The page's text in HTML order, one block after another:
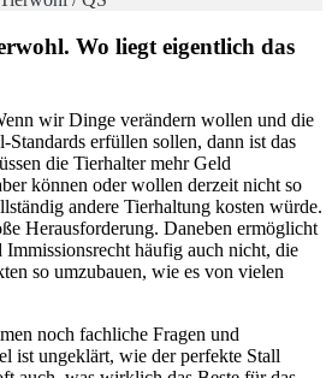
Wo liegt eigentlich das
wir Dinge verändern wollen und die
erfüllen sollen, dann ist das
die Tierhalter mehr Geld
können oder wollen derzeit nicht so
andere Tierhaltung kosten würde.
Herausforderung. Daneben ermöglicht
Immissionsrecht häufig auch nicht, die
so umzubauen, wie es von vielen
noch fachliche Fragen und
ist ungeklärt, wie der perfekte Stall